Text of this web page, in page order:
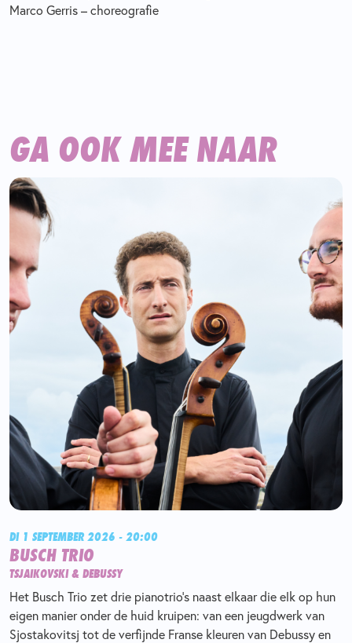
Marco Gerris – choreografie
GA OOK MEE NAAR
DI 1 SEPTEMBER 2026 - 20:00
BUSCH TRIO
TSJAIKOVSKI & DEBUSSY
Het Busch Trio zet drie pianotrio’s naast elkaar die elk op hun
eigen manier onder de huid kruipen: van een jeugdwerk van
Sjostakovitsj tot de verfijnde Franse kleuren van Debussy en